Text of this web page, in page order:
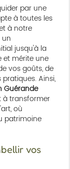
par une
à toutes les
à notre
un
jusqu'à la
et mérite une
vos goûts, de
Ainsi,
Guérande
à transformer
où
patrimoine
vos